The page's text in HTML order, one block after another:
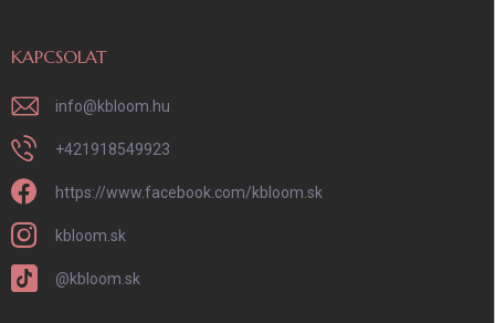
KAPCSOLAT
info@kbloom.hu
+421918549923
https://www.facebook.com/kbloom.sk
kbloom.sk
@kbloom.sk